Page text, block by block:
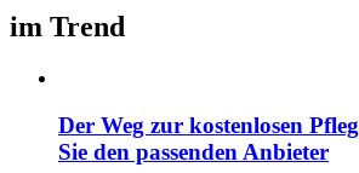
im Trend
Der Weg zur kostenlosen
Sie den passenden Anbieter